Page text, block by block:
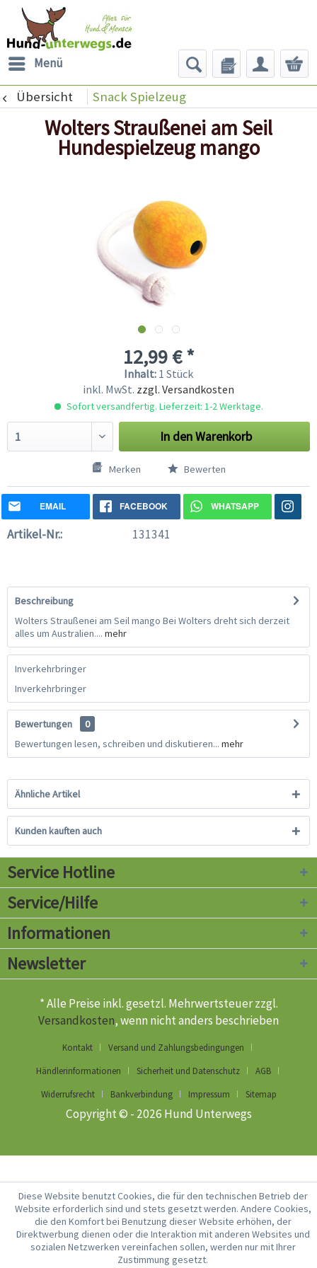
Menü
Übersicht Snack Spielzeug
Wolters Straußenei am Seil
Hundespielzeug mango
12,99 € *
Inhalt: 1 Stück
inkl. MwSt. zzgl. Versandkosten
Sofort versandfertig. Lieferzeit: 1-2 Werktage.
In denWarenkorb
Merken Bewerten
EMAIL FACEBOOK WHATSAPP
Artikel-Nr.: 131341
Beschreibung
Wolters Straußenei am Seil mango Bei Wolters dreht sich derzeit
alles um Australien.... mehr
Inverkehrbringer
Inverkehrbringer
Bewertungen
0
Bewertungen lesen, schreiben und diskutieren... mehr
Ähnliche Artikel
Kunden kauften auch
Service Hotline
Service/Hilfe
Informationen
Newsletter
* Alle Preise inkl. gesetzl. Mehrwertsteuer zzgl.
Versandkosten, wenn nicht anders beschrieben
Kontakt
Versand und Zahlungsbedingungen
Händlerinformationen
Sicherheit und Datenschutz
AGB
Widerrufsrecht
Bankverbindung Impressum Sitemap
Copyright © - 2026 Hund Unterwegs
Diese Website benutzt Cookies, die für den technischen Betrieb der
Website erforderlich sind und stets gesetzt werden. Andere Cookies,
die den Komfort bei Benutzung dieser Website erhöhen, der
Direktwerbung dienen oder die Interaktion mit anderen Websites und
sozialen Netzwerken vereinfachen sollen, werden nur mit Ihrer
Zustimmung gesetzt.